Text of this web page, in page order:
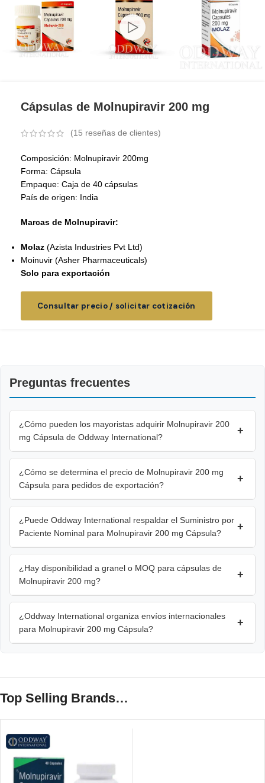
Cápsulas de Molnupiravir 200 mg
(15 reseñas de clientes)
Composición: Molnupiravir 200mg
Forma: Cápsula
Empaque: Caja de 40 cápsulas
País de origen: India
Marcas de Molnupiravir:
Molaz (Azista Industries Pvt Ltd)
Moinuvir (Asher Pharmaceuticals)
Solo para exportación
Consultar precio / solicitar cotización
Preguntas frecuentes
¿Cómo pueden los mayoristas adquirir Molnupiravir 200
mg Cápsula de Oddway International?
+
¿Cómo se determina el precio de Molnupiravir 200 mg
Cápsula para pedidos de exportación?
+
¿Puede Oddway International respaldar el Suministro por
Paciente Nominal para Molnupiravir 200 mg Cápsula?
+
¿Hay disponibilidad a granel o MOQ para cápsulas de
Molnupiravir 200 mg?
+
¿Oddway International organiza envíos internacionales
para Molnupiravir 200 mg Cápsula?
+
Top Selling Brands…